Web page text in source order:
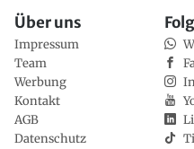
Über uns
Impressum
Team
Werbung
Kontakt
AGB
Datenschutz